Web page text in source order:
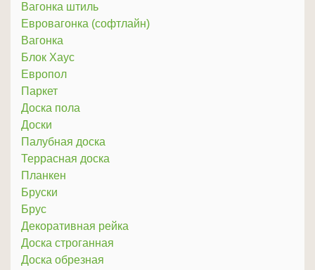
Вагонка штиль
Евровагонка (софтлайн)
Вагонка
Блок Хаус
Европол
Паркет
Доска пола
Доски
Палубная доска
Террасная доска
Планкен
Бруски
Брус
Декоративная рейка
Доска строганная
Доска обрезная